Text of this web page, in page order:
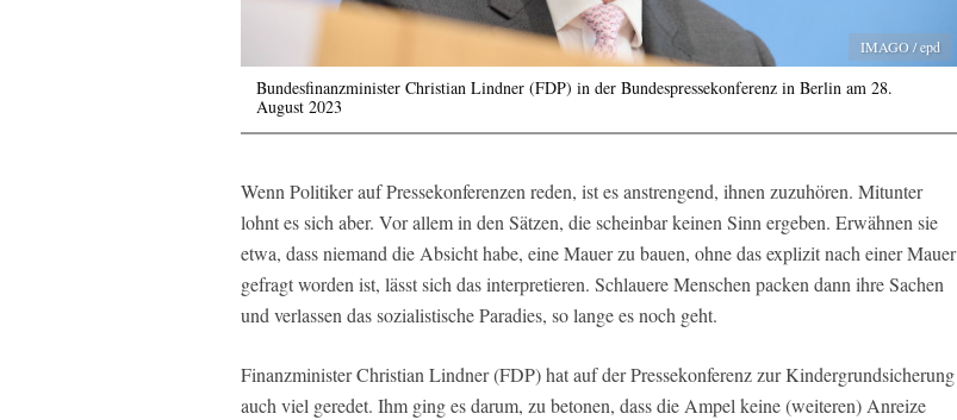
IMAGO / epd
Bundesfinanzminister Christian Lindner (FDP) in der Bundespressekonferenz in Berlin am 28.
August 2023
Wenn Politiker auf Pressekonferenzen reden, ist es anstrengend, ihnen zuzuhören. Mitunter
lohnt es sich aber. Vor allem in den Sätzen, die scheinbar keinen Sinn ergeben. Erwähnen sie
etwa, dass niemand die Absicht habe, eine Mauer zu bauen, ohne das explizit nach einer Mauer
gefragt worden ist, lässt sich das interpretieren. Schlauere Menschen packen dann ihre Sachen
und verlassen das sozialistische Paradies, so lange es noch geht.
Finanzminister Christian Lindner (FDP) hat auf der Pressekonferenz zur Kindergrundsicherung
auch viel geredet. Ihm ging es darum, zu betonen, dass die Ampel keine (weiteren) Anreize